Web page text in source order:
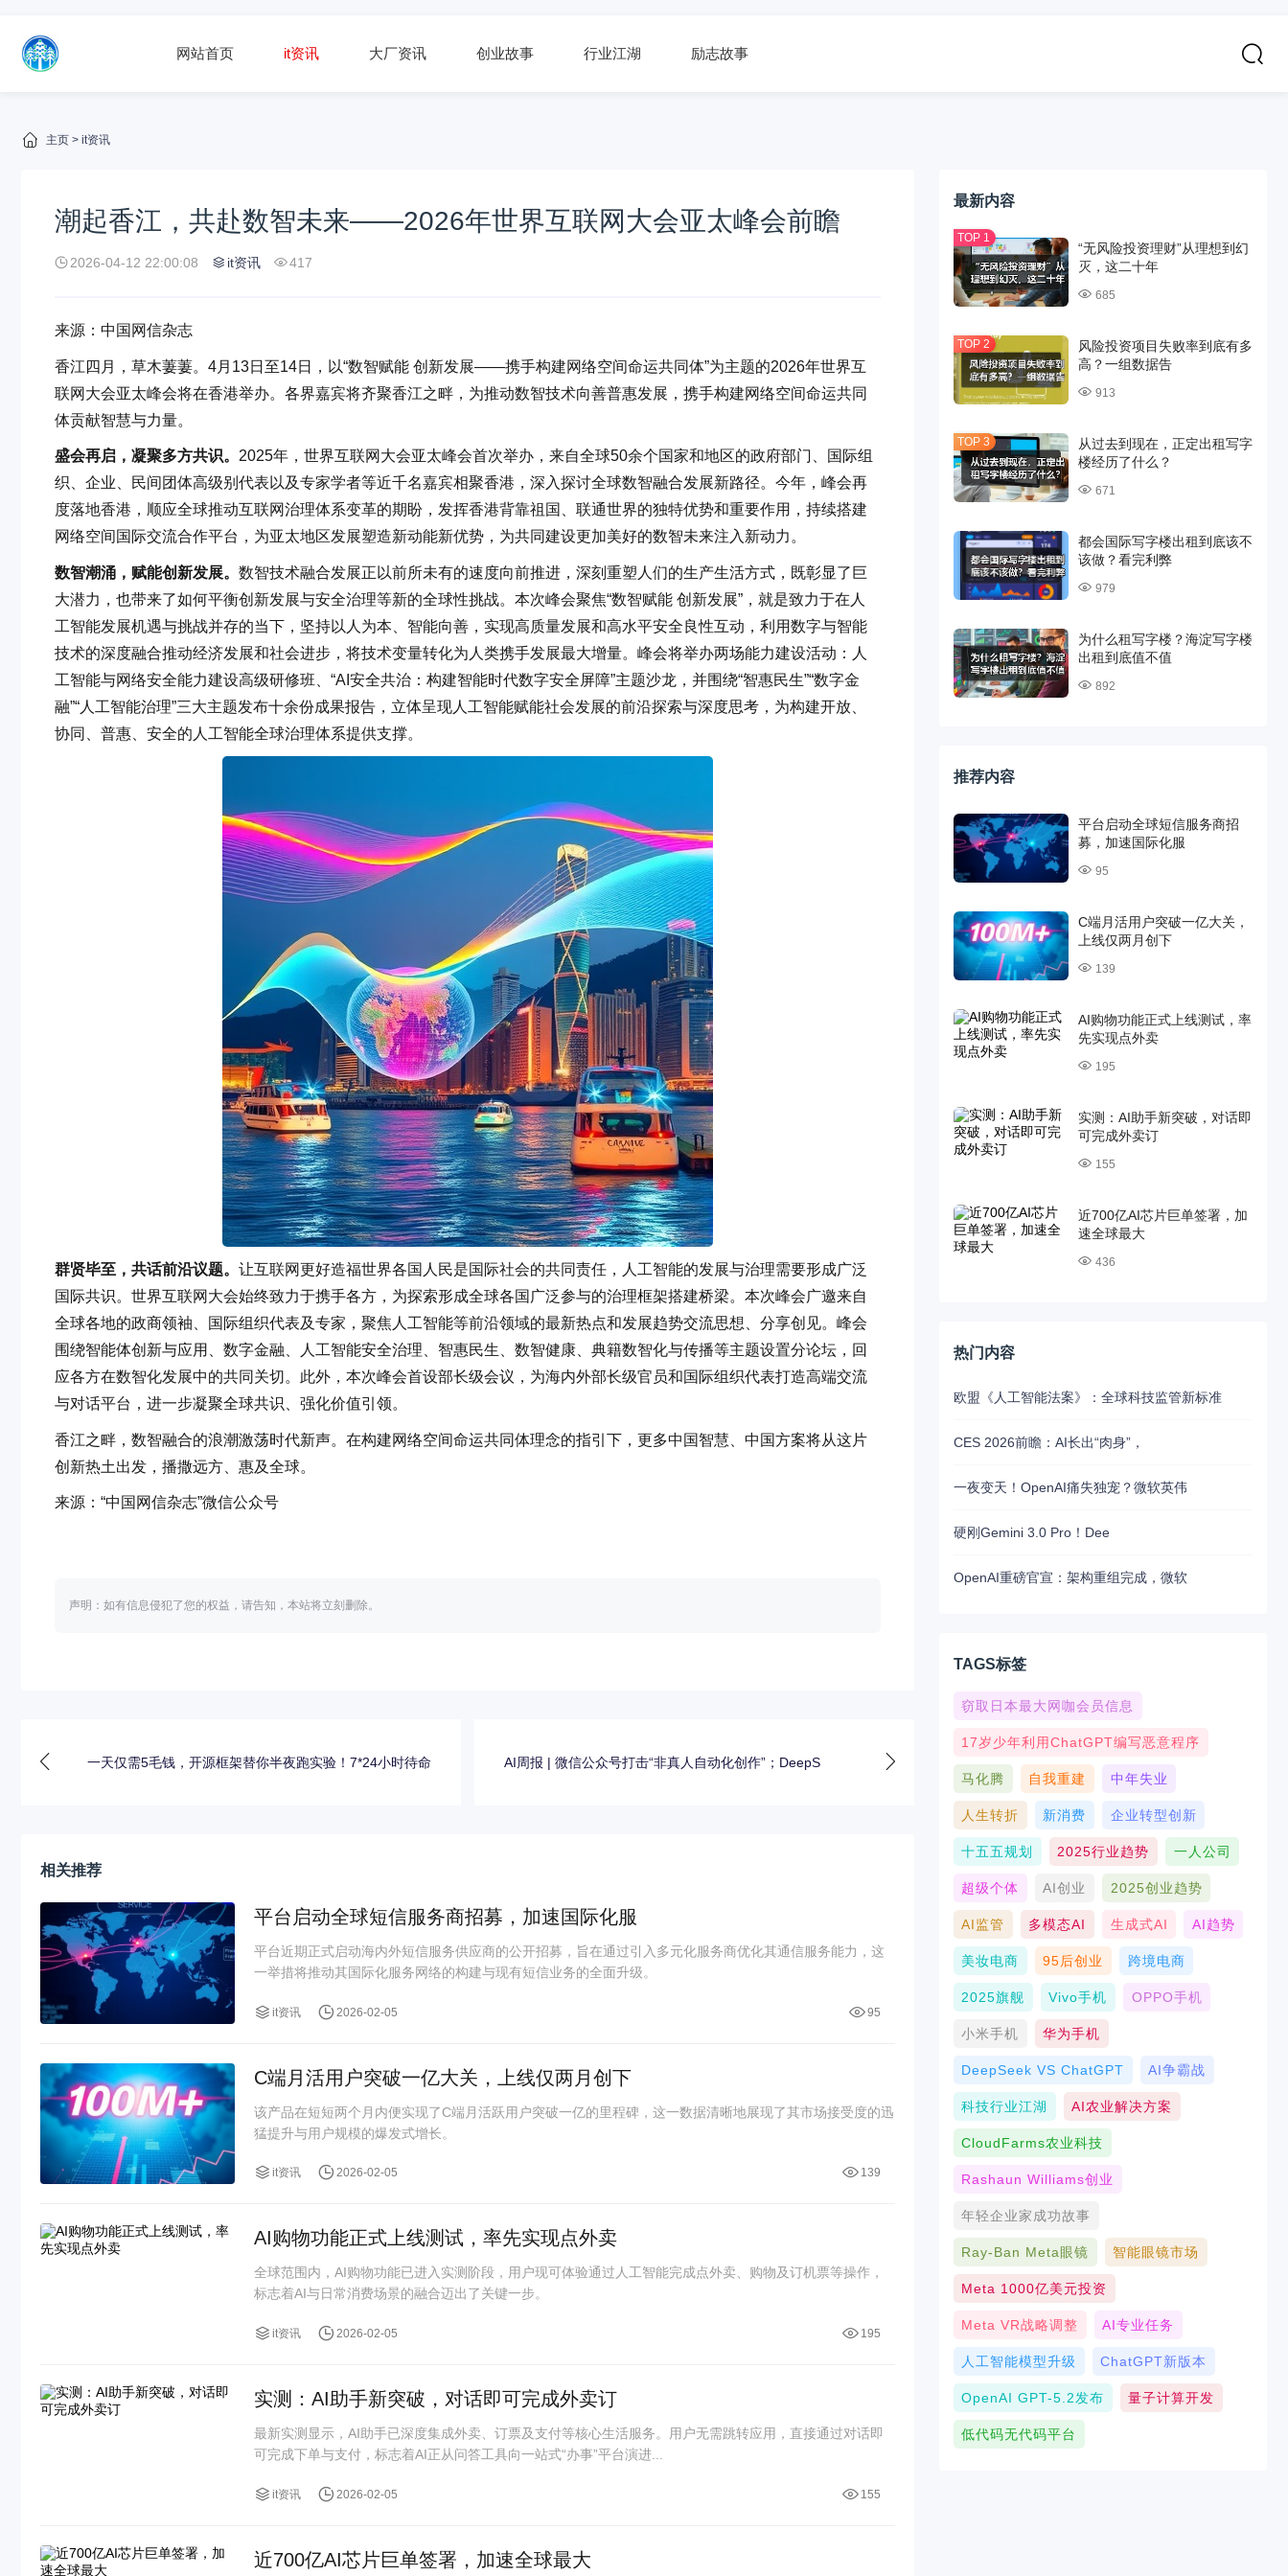
网站首页 it资讯 大厂资讯 创业故事 行业江湖 励志故事
主页 > it资讯
潮起香江，共赴数智未来——2026年世界互联网大会亚太峰会前瞻
2026-04-12 22:00:08 it资讯 417
来源：中国网信杂志
香江四月，草木萋萋。4月13日至14日，以“数智赋能 创新发展——携手构建网络空间命运共同体”为主题的2026年世界互
联网大会亚太峰会将在香港举办。各界嘉宾将齐聚香江之畔，为推动数智技术向善普惠发展，携手构建网络空间命运共同
体贡献智慧与力量。
盛会再启，凝聚多方共识。 2025年，世界互联网大会亚太峰会首次举办，来自全球50余个国家和地区的政府部门、国际组
织、企业、民间团体高级别代表以及专家学者等近千名嘉宾相聚香港，深入探讨全球数智融合发展新路径。今年，峰会再
度落地香港，顺应全球推动互联网治理体系变革的期盼，发挥香港背靠祖国、联通世界的独特优势和重要作用，持续搭建
网络空间国际交流合作平台，为亚太地区发展塑造新动能新优势，为共同建设更加美好的数智未来注入新动力。
数智潮涌，赋能创新发展。 数智技术融合发展正以前所未有的速度向前推进，深刻重塑人们的生产生活方式，既彰显了巨
大潜力，也带来了如何平衡创新发展与安全治理等新的全球性挑战。本次峰会聚焦“数智赋能 创新发展”，就是致力于在人
工智能发展机遇与挑战并存的当下，坚持以人为本、智能向善，实现高质量发展和高水平安全良性互动，利用数字与智能
技术的深度融合推动经济发展和社会进步，将技术变量转化为人类携手发展最大增量。峰会将举办两场能力建设活动：人
工智能与网络安全能力建设高级研修班、“AI安全共治：构建智能时代数字安全屏障”主题沙龙，并围绕“智惠民生”“数字金
融”“人工智能治理”三大主题发布十余份成果报告，立体呈现人工智能赋能社会发展的前沿探索与深度思考，为构建开放、
协同、普惠、安全的人工智能全球治理体系提供支撑。
群贤毕至，共话前沿议题。 让互联网更好造福世界各国人民是国际社会的共同责任，人工智能的发展与治理需要形成广泛
国际共识。世界互联网大会始终致力于携手各方，为探索形成全球各国广泛参与的治理框架搭建桥梁。本次峰会广邀来自
全球各地的政商领袖、国际组织代表及专家，聚焦人工智能等前沿领域的最新热点和发展趋势交流思想、分享创见。峰会
围绕智能体创新与应用、数字金融、人工智能安全治理、智惠民生、数智健康、典籍数智化与传播等主题设置分论坛，回
应各方在数智化发展中的共同关切。此外，本次峰会首设部长级会议，为海内外部长级官员和国际组织代表打造高端交流
与对话平台，进一步凝聚全球共识、强化价值引领。
香江之畔，数智融合的浪潮激荡时代新声。在构建网络空间命运共同体理念的指引下，更多中国智慧、中国方案将从这片
创新热土出发，播撒远方、惠及全球。
来源：“中国网信杂志”微信公众号
声明：如有信息侵犯了您的权益，请告知，本站将立刻删除。
一天仅需5毛钱，开源框架替你半夜跑实验！7*24小时待命 AI周报 | 微信公众号打击“非真人自动化创作”；DeepS
相关推荐
平台启动全球短信服务商招募，加速国际化服
平台近期正式启动海内外短信服务供应商的公开招募，旨在通过引入多元化服务商优化其通信服务能力，这
一举措将推动其国际化服务网络的构建与现有短信业务的全面升级。
it资讯 2026-02-05 95
C端月活用户突破一亿大关，上线仅两月创下
该产品在短短两个月内便实现了C端月活跃用户突破一亿的里程碑，这一数据清晰地展现了其市场接受度的迅
猛提升与用户规模的爆发式增长。
it资讯 2026-02-05 139
AI购物功能正式上线测试，率先实现点外卖
全球范围内，AI购物功能已进入实测阶段，用户现可体验通过人工智能完成点外卖、购物及订机票等操作，
标志着AI与日常消费场景的融合迈出了关键一步。
it资讯 2026-02-05 195
实测：AI助手新突破，对话即可完成外卖订
最新实测显示，AI助手已深度集成外卖、订票及支付等核心生活服务。用户无需跳转应用，直接通过对话即
可完成下单与支付，标志着AI正从问答工具向一站式“办事”平台演进...
it资讯 2026-02-05 155
近700亿AI芯片巨单签署，加速全球最大
最新内容
“无风险投资理财”从理想到幻
灭，这二十年
685
风险投资项目失败率到底有多
高？一组数据告
913
从过去到现在，正定出租写字
楼经历了什么？
671
都会国际写字楼出租到底该不
该做？看完利弊
979
为什么租写字楼？海淀写字楼
出租到底值不值
892
推荐内容
平台启动全球短信服务商招
募，加速国际化服
95
C端月活用户突破一亿大关，
上线仅两月创下
139
AI购物功能正式上线测试，率
先实现点外卖
195
实测：AI助手新突破，对话即
可完成外卖订
155
近700亿AI芯片巨单签署，加
速全球最大
436
热门内容
欧盟《人工智能法案》：全球科技监管新标准
CES 2026前瞻：AI长出“肉身”，
一夜变天！OpenAI痛失独宠？微软英伟
硬刚Gemini 3.0 Pro！Dee
OpenAI重磅官宣：架构重组完成，微软
TAGS标签
窃取日本最大网咖会员信息
17岁少年利用ChatGPT编写恶意程序
马化腾 自我重建 中年失业
人生转折 新消费 企业转型创新
十五五规划 2025行业趋势 一人公司
超级个体 AI创业 2025创业趋势
AI监管 多模态AI 生成式AI AI趋势
美妆电商 95后创业 跨境电商
2025旗舰 Vivo手机 OPPO手机
小米手机 华为手机
DeepSeek VS ChatGPT AI争霸战
科技行业江湖 AI农业解决方案
CloudFarms农业科技
Rashaun Williams创业
年轻企业家成功故事
Ray-Ban Meta眼镜 智能眼镜市场
Meta 1000亿美元投资
Meta VR战略调整 AI专业任务
人工智能模型升级 ChatGPT新版本
OpenAI GPT-5.2发布 量子计算开发
低代码无代码平台